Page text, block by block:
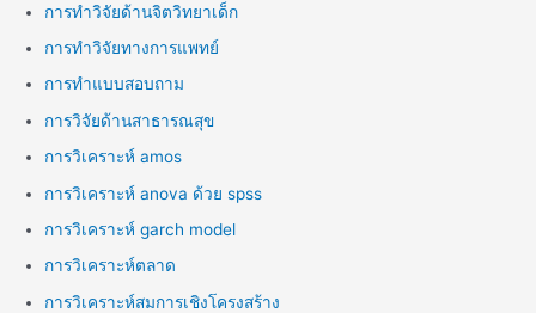
การทำวิจัยด้านจิตวิทยาเด็ก
การทำวิจัยทางการแพทย์
การทำแบบสอบถาม
การวิจัยด้านสาธารณสุข
การวิเคราะห์ amos
การวิเคราะห์ anova ด้วย spss
การวิเคราะห์ garch model
การวิเคราะห์ตลาด
การวิเคราะห์สมการเชิงโครงสร้าง